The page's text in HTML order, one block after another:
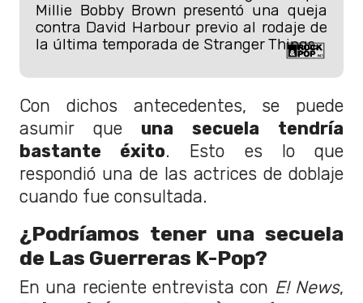
Millie Bobby Brown presentó una queja
contra David Harbour previo al rodaje de
la última temporada de Stranger Things.
Con dichos antecedentes, se puede
asumir que una secuela tendría
bastante éxito. Esto es lo que
respondió una de las actrices de doblaje
cuando fue consultada.
¿Podríamos tener una secuela
de Las Guerreras K-Pop?
En una reciente entrevista con E! News,